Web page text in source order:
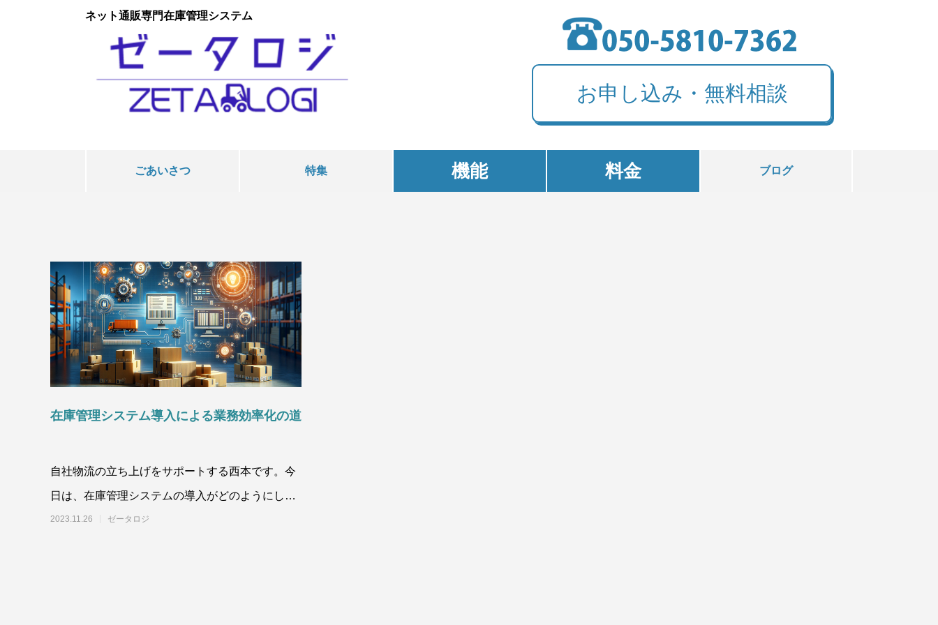
ネット通販専門在庫管理システム
お申し込み・無料相談
ごあいさつ 特集 機能 料金 ブログ
在庫管理システム導入による業務効率化の道
自社物流の立ち上げをサポートする西本です。今
日は、在庫管理システムの導入がどのようにして
中小企業の業務効率化に貢献するのか、具体例を
2023.11.26 ゼータロジ